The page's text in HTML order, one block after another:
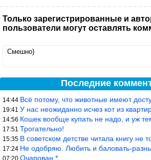
Только зарегистрированные и
пользователи могут оставлять
Смешно)
Последние
14:44 Всё потому, что животные имеют доступ к
19:41 У нас неожиданно исчез кот из квартиры,
14:56 Кошек вообще купать не надо, и уж тем
17:51 Трогательно!
15:35 В советском детстве читала книгу не то
17:24 Не одобряю. Любить и баловать-разные
07:20 Очарован *